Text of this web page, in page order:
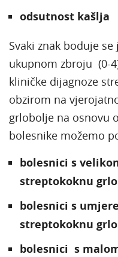
odsutnost kašlja
Svaki znak boduje
ukupnom zbroju (0-
kliničke dijagnoze
obzirom na
grlobolje na osnovu
bolesnike možemo
bolesnici s
streptokoknu
bolesnici s
streptokoknu
bolesnici s